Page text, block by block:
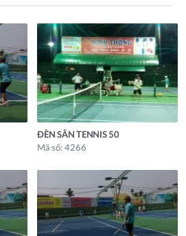
ĐÈN SÂN TENNIS 50
Mã số: 4266